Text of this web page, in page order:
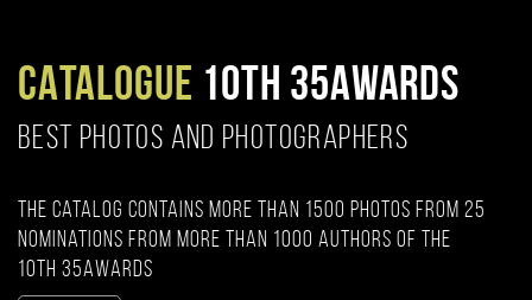
CATALOGUE 10TH 35AWARDS
BEST PHOTOS AND PHOTOGRAPHERS
The catalog contains more than 1500 photos from 25
nominations from more than 1000 authors of the
10th 35AWARDS